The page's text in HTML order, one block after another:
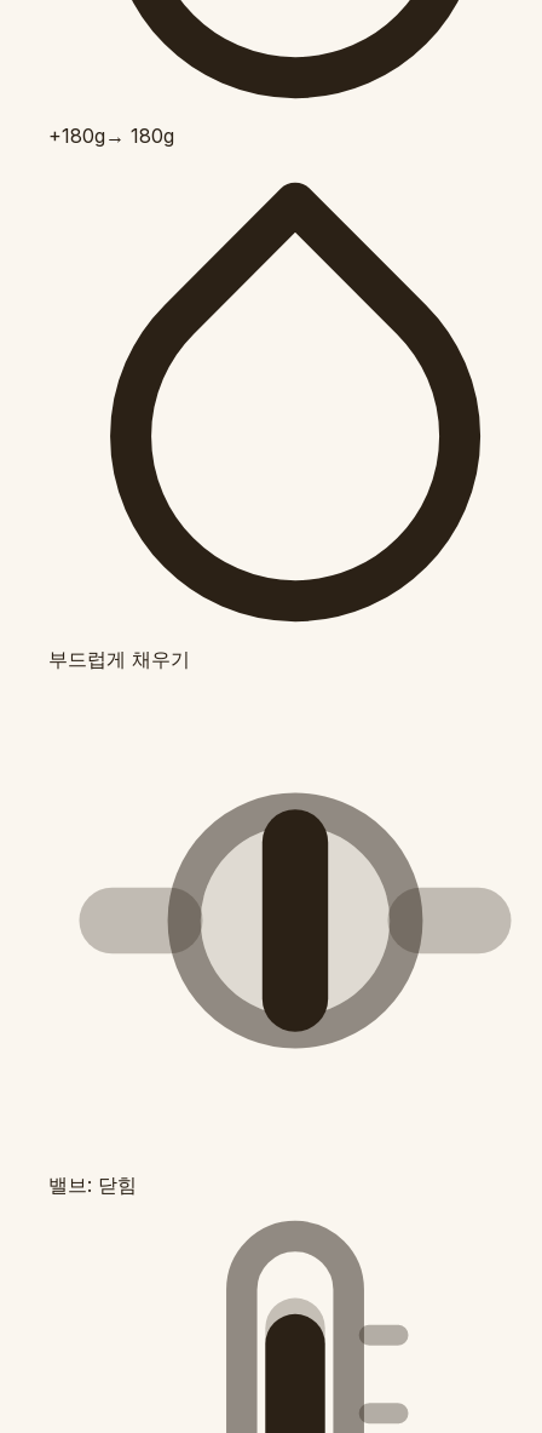
+180g→ 180g
부드럽게 채우기
밸브: 닫힘